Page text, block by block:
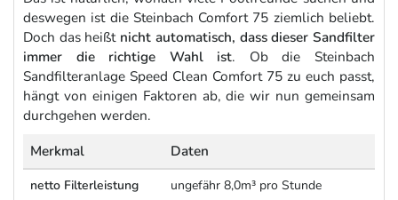
deswegen ist die Steinbach Comfort 75 ziemlich beliebt.
Doch das heißt nicht automatisch, dass dieser Sandfilter
immer die richtige Wahl ist. Ob die Steinbach
Sandfilteranlage Speed Clean Comfort 75 zu euch passt,
hängt von einigen Faktoren ab, die wir nun gemeinsam
durchgehen werden.
Merkmal
Daten
netto Filterleistung
ungefähr 8,0m³ pro Stunde